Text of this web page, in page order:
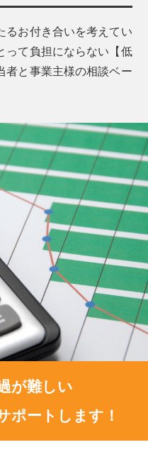
るお付き合いを考えてい
って負担にならない【低
者と事業主様の相談ベー
が難しい
ポートします！